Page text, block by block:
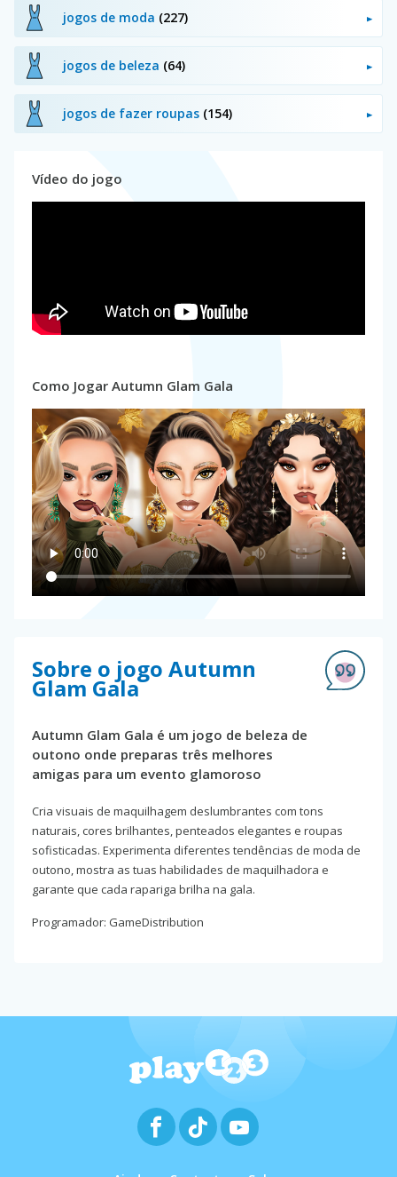
jogos de moda (227)
jogos de beleza (64)
jogos de fazer roupas (154)
Vídeo do jogo
Como Jogar Autumn Glam Gala
Sobre o jogo Autumn
Glam Gala
Autumn Glam Gala é um jogo de beleza de
outono onde preparas três melhores
amigas para um evento glamoroso
Cria visuais de maquilhagem deslumbrantes com tons
naturais, cores brilhantes, penteados elegantes e roupas
sofisticadas. Experimenta diferentes tendências de moda de
outono, mostra as tuas habilidades de maquilhadora e
garante que cada rapariga brilha na gala.
Programador: GameDistribution